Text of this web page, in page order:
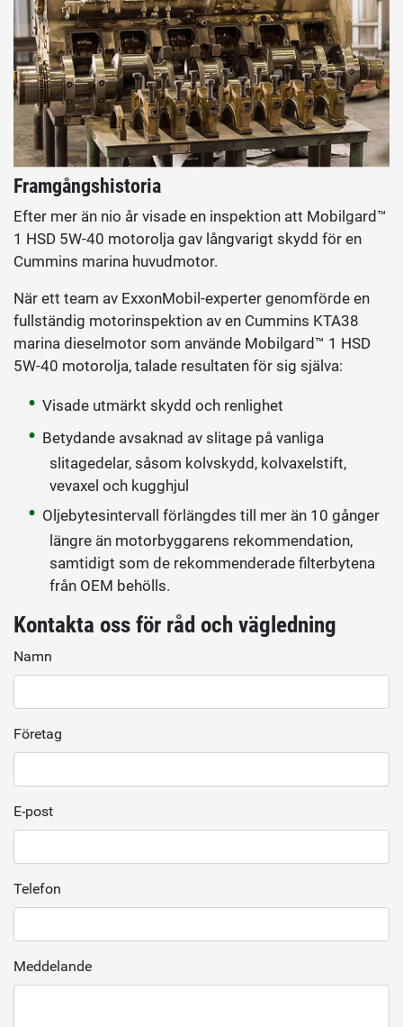
Framgångshistoria
Efter mer än nio år visade en inspektion att Mobilgard™
1 HSD 5W-40 motorolja gav långvarigt skydd för en
Cummins marina huvudmotor.
När ett team av ExxonMobil-experter genomförde en
fullständig motorinspektion av en Cummins KTA38
marina dieselmotor som använde Mobilgard™ 1 HSD
5W-40 motorolja, talade resultaten för sig själva:
Visade utmärkt skydd och renlighet
Betydande avsaknad av slitage på vanliga
slitagedelar, såsom kolvskydd, kolvaxelstift,
vevaxel och kugghjul
Oljebytesintervall förlängdes till mer än 10 gånger
längre än motorbyggarens rekommendation,
samtidigt som de rekommenderade filterbytena
från OEM behölls.
Kontakta oss för råd och vägledning
Namn
Företag
E-post
Telefon
Meddelande